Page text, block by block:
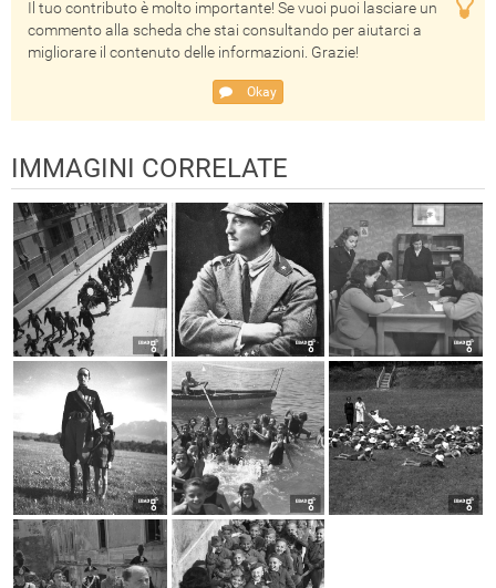
Il tuo contributo è molto importante! Se vuoi puoi lasciare un
commento alla scheda che stai consultando per aiutarci a
migliorare il contenuto delle informazioni. Grazie!
Okay
IMMAGINI CORRELATE